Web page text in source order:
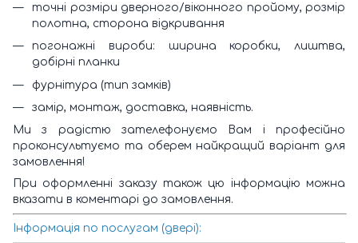
точні розміри дверного/віконного пройому, розмір
полотна, сторона відкривання
погонажні вироби: ширина коробки, лиштва,
добірні планки
фурнітура (тип замків)
замір, монтаж, доставка, наявність.
Ми з радістю зателефонуємо Вам і професійно
проконсультуємо та оберем найкращий варіант для
замовлення!
При оформленні заказу також цю інформацію можна
вказати в коментарі до замовлення.
Інформація по послугам (двері):